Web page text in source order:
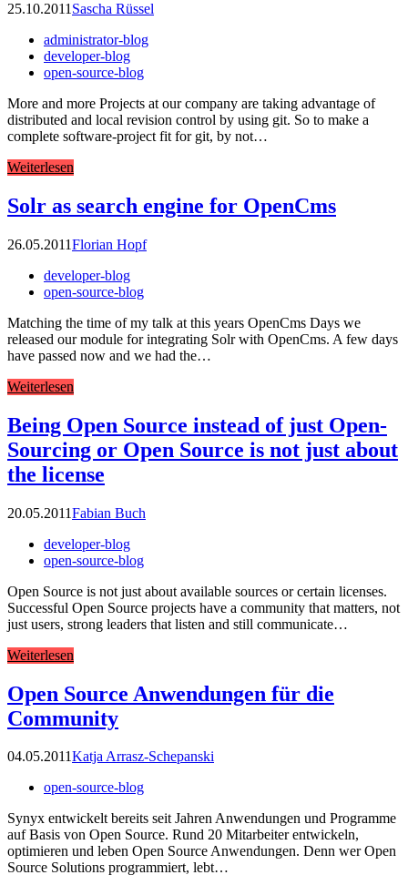
25.10.2011 Sascha Rüssel
administrator-blog
developer-blog
open-source-blog
More and more Projects at our company are taking advantage of
distributed and local revision control by using git. So to make a
complete software-project fit for git, by not…
Weiterlesen
Solr as search engine for OpenCms
26.05.2011Florian Hopf
developer-blog
open-source-blog
Matching the time of my talk at this years OpenCms Days we
released our module for integrating Solr with OpenCms. A few days
have passed now and we had the…
Weiterlesen
Being Open Source instead of just Open-
Sourcing or Open Source is not just about
the license
20.05.2011Fabian Buch
developer-blog
open-source-blog
Open Source is not just about available sources or certain licenses.
Successful Open Source projects have a community that matters, not
just users, strong leaders that listen and still communicate…
Weiterlesen
Open Source Anwendungen für die
Community
04.05.2011Katja Arrasz-Schepanski
open-source-blog
Synyx entwickelt bereits seit Jahren Anwendungen und Programme
auf Basis von Open Source. Rund 20 Mitarbeiter entwickeln,
optimieren und leben Open Source Anwendungen. Denn wer Open
Source Solutions programmiert, lebt…